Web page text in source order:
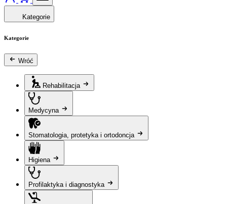
Kategorie
Kategorie
Wróć
Rehabilitacja
Medycyna
Stomatologia, protetyka i ortodoncja
Higiena
Profilaktyka i diagnostyka